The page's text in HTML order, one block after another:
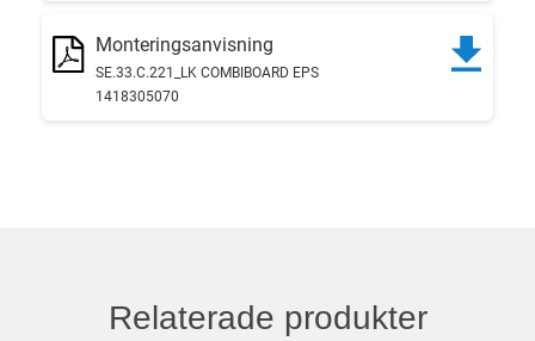
Monteringsanvisning
SE.33.C.221_LK COMBIBOARD EPS
1418305070
Relaterade produkter